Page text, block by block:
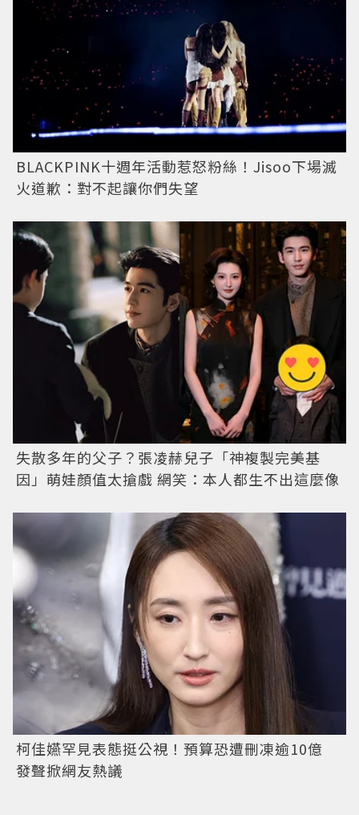
BLACKPINK十週年活動惹怒粉絲！Jisoo下場滅
火道歉：對不起讓你們失望
失散多年的父子？張凌赫兒子「神複製完美基
因」萌娃顏值太搶戲 網笑：本人都生不出這麼像
柯佳嬿罕見表態挺公視！預算恐遭刪凍逾10億
發聲掀網友熱議